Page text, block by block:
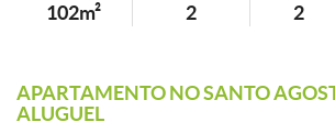
102m² 2 2
APARTAMENTO NO SANTO
ALUGUEL